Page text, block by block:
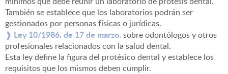
También se establece que los laboratorios podrán ser
gestionados por personas físicas o jurídicas.
❱ Ley 10/1986, de 17 de marzo, sobre odontólogos y otros
profesionales relacionados con la salud dental.
Esta ley define la figura del protésico dental y establece los
requisitos que los mismos deben cumplir.